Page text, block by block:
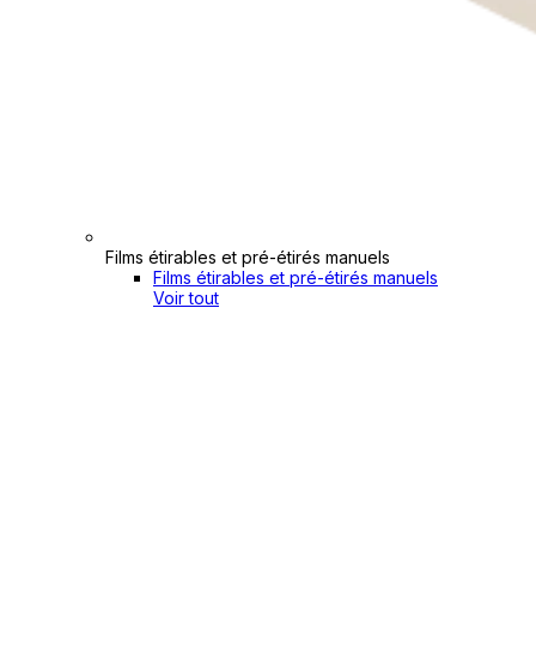
Films étirables et pré-étirés manuels
Films étirables et pré-étirés manuels
Voir tout